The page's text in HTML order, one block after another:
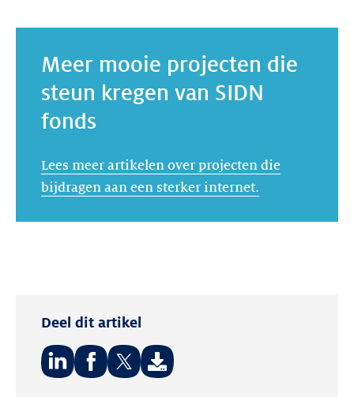
Meer mooie projecten die
steun kregen van SIDN
fonds
Lees meer artikelen over projecten die
bijdragen aan een sterker internet.
Deel dit artikel